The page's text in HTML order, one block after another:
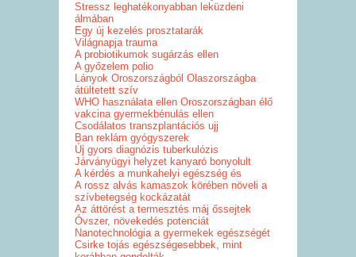
Stressz leghatékonyabban leküzdeni
álmában
Egy új kezelés prosztatarák
Világnapja trauma
A probiotikumok sugárzás ellen
A győzelem polio
Lányok Oroszországból Olaszországba
átültetett szív
WHO használata ellen Oroszországban élő
vakcina gyermekbénulás ellen
Csodálatos transzplantációs ujj
Ban reklám gyógyszerek
Új gyors diagnózis tuberkulózis
Járványügyi helyzet kanyaró bonyolult
A kérdés a munkahelyi egészség és
A rossz alvás kamaszok körében növeli a
szívbetegség kockázatát
Az áttörést a termesztés máj őssejtek
Óvszer, növekedés potenciát
Nanotechnológia a gyermekek egészségét
Csirke tojás egészségesebbek, mint